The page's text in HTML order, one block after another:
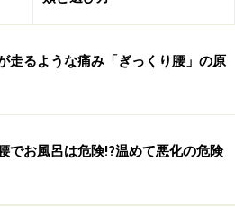
伴う可能性があります。痛めて
を起こし、熱を持つことで痛み
せん。しかしそれも2～3日ほど
軽減されてくることが多いよう
い痛みに恐怖心を持ってしまっ
走るような痛み「ぎっくり腰」の原
でお風呂は危険!?温めて悪化の危険